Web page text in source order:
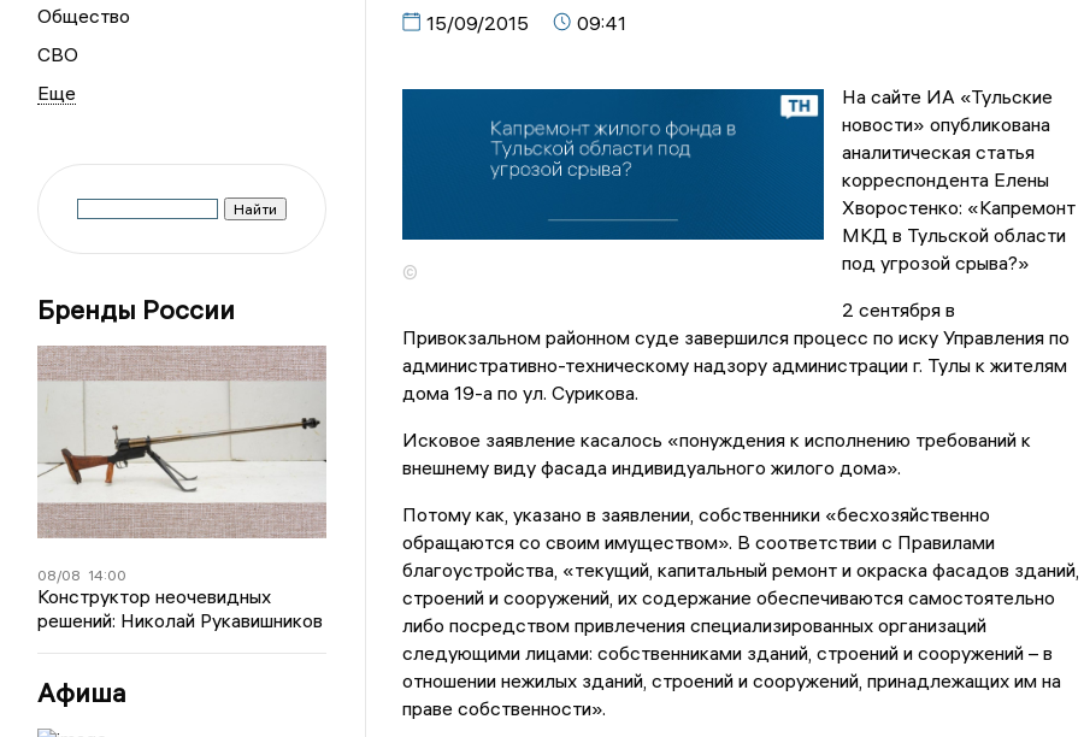
Общество
СВО
Бренды России
08/08 14:00
Конструктор неочевидных
решений: Николай Рукавишников
Афиша
15/09/2015 09:41
©
На сайте ИА «Тульские
новости» опубликована
аналитическая статья
корреспондента Елены
Хворостенко: «Капремонт
МКД в Тульской области
под угрозой срыва?»
2 сентября в
Привокзальном районном суде завершился процесс по иску Управления по
административно-техническому надзору администрации г. Тулы к жителям
дома 19-а по ул. Сурикова.
Исковое заявление касалось «понуждения к исполнению требований к
внешнему виду фасада индивидуального жилого дома».
Потому как, указано в заявлении, собственники «бесхозяйственно
обращаются со своим имуществом». В соответствии с Правилами
благоустройства, «текущий, капитальный ремонт и окраска фасадов зданий,
строений и сооружений, их содержание обеспечиваются самостоятельно
либо посредством привлечения специализированных организаций
следующими лицами: собственниками зданий, строений и сооружений – в
отношении нежилых зданий, строений и сооружений, принадлежащих им на
праве собственности».